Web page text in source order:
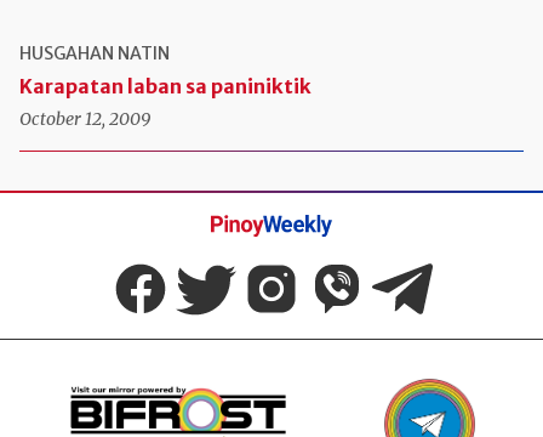
HUSGAHAN NATIN
Karapatan laban sa paniniktik
October 12, 2009
Pinoy
Weekly